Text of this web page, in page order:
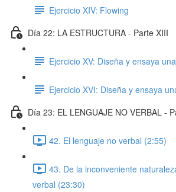
Ejercicio XIV: Flowing
Día 22: LA ESTRUCTURA - Parte XIII
Ejercicio XV: Diseña y ensaya
Ejercicio XVI: Diseña y ensaya
Día 23: EL LENGUAJE NO VERBAL -
42. El lenguaje no verbal (2:55)
43. De la inconveniente
verbal (23:30)